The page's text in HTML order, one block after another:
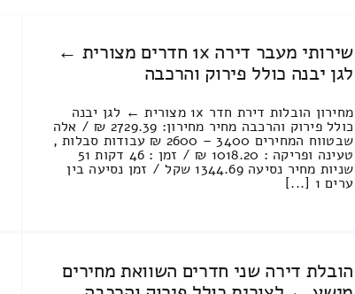
שירותי מעבר דירה 1x חדרים מצורית ←
לגן יבנה כולל פירוק והרכבה
מחירון הובלות דירת חדר 1x מצורית ← לגן יבנה
כולל פירוק והרכבה מחיר מחירון: 2729.39 ₪ / אלה
שבטווח המחירים 3400 – 2600 ₪ עבודות סבלות ,
טעינה ופריקה : 1018.20 ₪ / זמן : 46 דקות 51
שניות מחיר נסיעה 1344.69 שקל / זמן נסיעה בין
ערים 1 [...]
הובלת דירה שני חדרים השוואת מחירים